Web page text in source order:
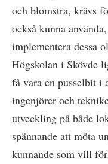
och blomstra, krävs
också kunna
implementera dessa
Högskolan i Skövde
få vara en pusselbit i
ingenjörer och
utveckling på både
spännande att möta
kunnande som vill